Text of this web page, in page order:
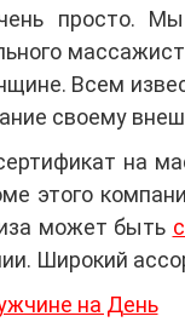
просто.
Всем
своему
на
этого
может быть
Широкий
на День